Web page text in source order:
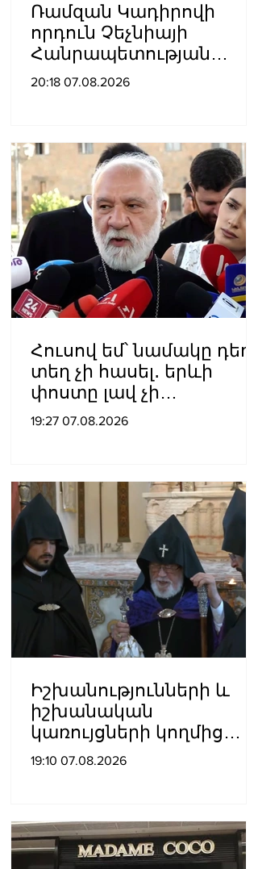
Ռամզան Կադիրովի
որդուն Չեչնիայի
Հանրապետության
հերոսի կոչում են
20:18 07.08.2026
Հուսով եմ՝ նամակը դեռ
տեղ չի հասել․ երևի
փոստը լավ չի
աշխատում․ Նաթան
պատրիարքի լռության
մասին
19:27 07.08.2026
Իշխանությունների և
իշխանական
կառույցների կողմից
քայլեր են ձեռնարկվում
վնասելու,
ինքնավարությունը
սահմանափակելու, և
19:10 07.08.2026